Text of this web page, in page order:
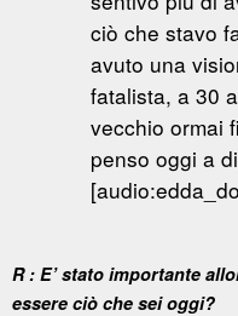
ciò che stavo
avuto una
fatalista, a 30
vecchio ormai
penso oggi a
R : E’ stato importante
essere ciò che sei oggi?